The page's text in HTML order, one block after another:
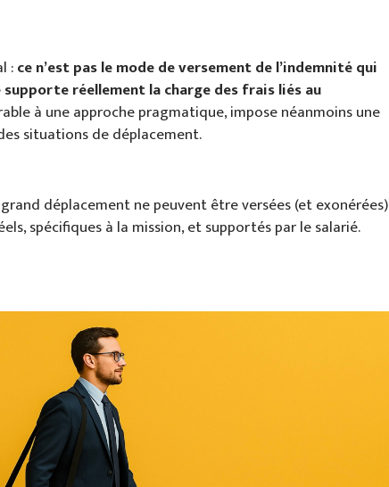
:ce n’est pas le mode de versement de l’indemnité qui
réellement la charge des frais liés au
à une approche pragmatique, impose néanmoins une
situations de déplacement.
déplacement ne peuvent être versées (et exonérées)
spécifiques à la mission, et supportés par le salarié.